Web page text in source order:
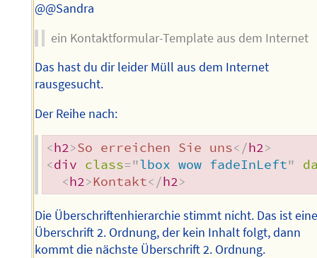
@@Sandra
ein Kontaktformular-Template aus dem Internet
Das hast du dir leider Müll aus dem Internet
rausgesucht.
Der Reihe nach:
<h2>So erreichen Sie uns</h2>
<div class="lbox wow fadeInLeft"
<h2>Kontakt</h2>
Die Überschriftenhierarchie stimmt nicht. Das ist
Überschrift 2. Ordnung, der kein Inhalt folgt, dann
kommt die nächste Überschrift 2. Ordnung.